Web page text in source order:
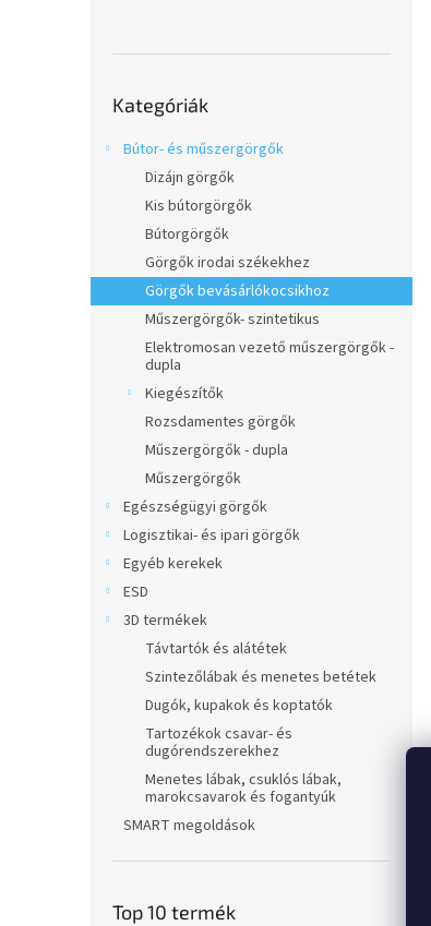
átugrása
Kategóriák
Bútor- és műszergörgők
Dizájn görgők
Kis bútorgörgők
Bútorgörgők
Görgők irodai székekhez
Görgők bevásárlókocsikhoz
Műszergörgők- szintetikus
Elektromosan vezető műszergörgők -
dupla
Kiegészítők
Rozsdamentes görgők
Műszergörgők - dupla
Műszergörgők
Egészségügyi görgők
Logisztikai- és ipari görgők
Egyéb kerekek
ESD
3D termékek
Távtartók és alátétek
Szintezőlábak és menetes betétek
Dugók, kupakok és koptatók
Tartozékok csavar- és
dugórendszerekhez
Menetes lábak, csuklós lábak,
marokcsavarok és fogantyúk
SMART megoldások
Top 10 termék